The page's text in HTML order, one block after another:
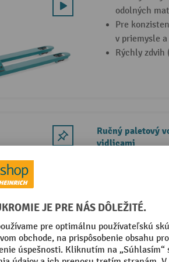
odolných
Pre
v priemysle
Rýchly zdvih
Ručný paletový
vidlicami
Pre
v priemysle a